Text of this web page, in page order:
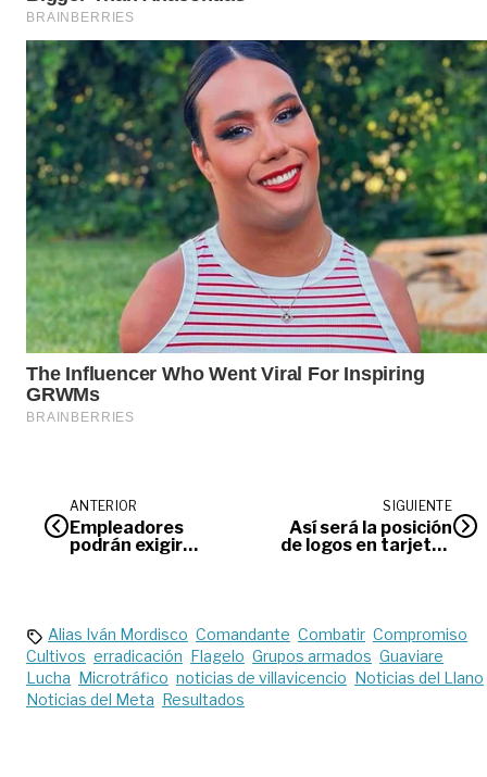
ANTERIOR
Empleadores
podrán exigir
SIGUIENTE
Así será la posición
de logos en tarjetas
Alias Iván Mordisco Comandante Combatir Compromiso
Cultivos erradicación Flagelo Grupos armados Guaviare
Lucha Microtráfico noticias de villavicencio Noticias del Llano
Noticias del Meta Resultados